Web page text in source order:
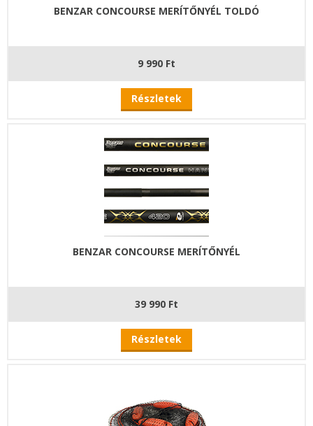
BENZAR CONCOURSE MERÍTŐNYÉL TOLDÓ
9 990 Ft
Részletek
BENZAR CONCOURSE MERÍTŐNYÉL
39 990 Ft
Részletek